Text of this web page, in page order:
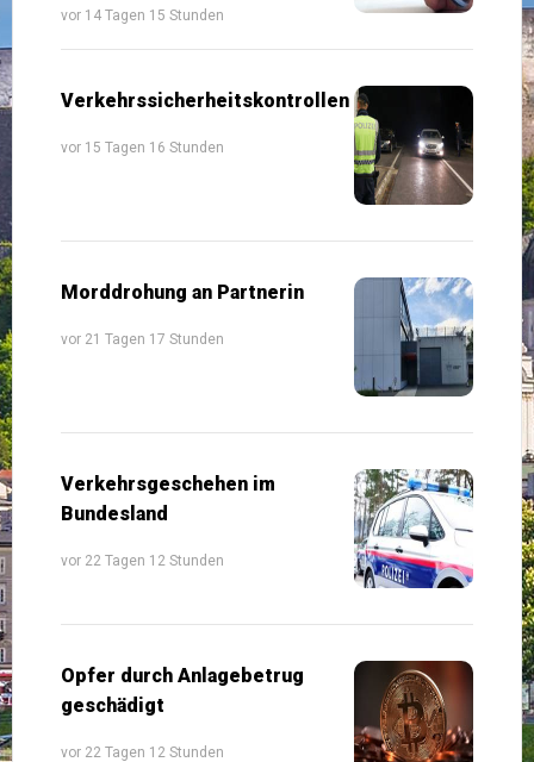
vor 14 Tagen 15 Stunden
Verkehrssicherheitskontrollen
vor 15 Tagen 16 Stunden
Morddrohung an Partnerin
vor 21 Tagen 17 Stunden
Verkehrsgeschehen im
Bundesland
vor 22 Tagen 12 Stunden
Opfer durch Anlagebetrug
geschädigt
vor 22 Tagen 12 Stunden